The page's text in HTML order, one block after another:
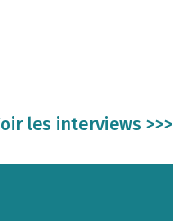
les interviews >>>